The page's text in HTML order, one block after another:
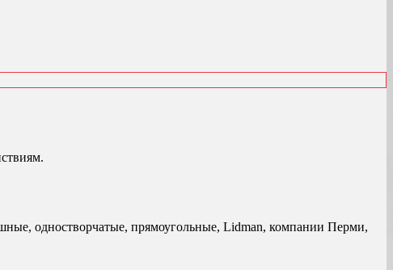
одностворчатые, прямоугольные, Lidman, компании Перми,